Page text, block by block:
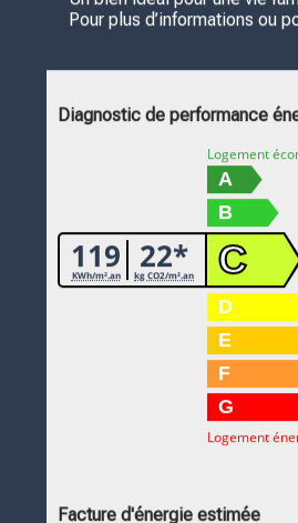
Pour plus d’informations ou
Diagnostic de performance
119
KWh/m².an 22*
kg CO2/m².an
Logement
A
B
C
D
E
F
G
Logement
Facture d'énergie estimée